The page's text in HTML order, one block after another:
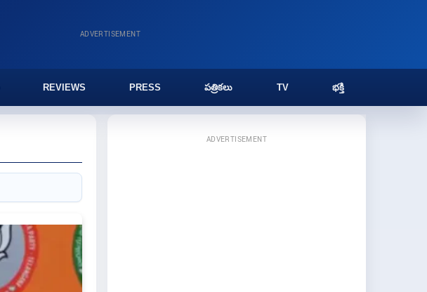
ADVERTISEMENT
REVIEWS PRESS పత్రికలు TV భక్తి
ADVERTISEMENT